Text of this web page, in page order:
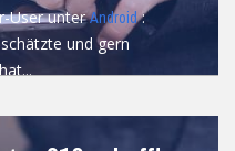
User unterAndroid:
und gern